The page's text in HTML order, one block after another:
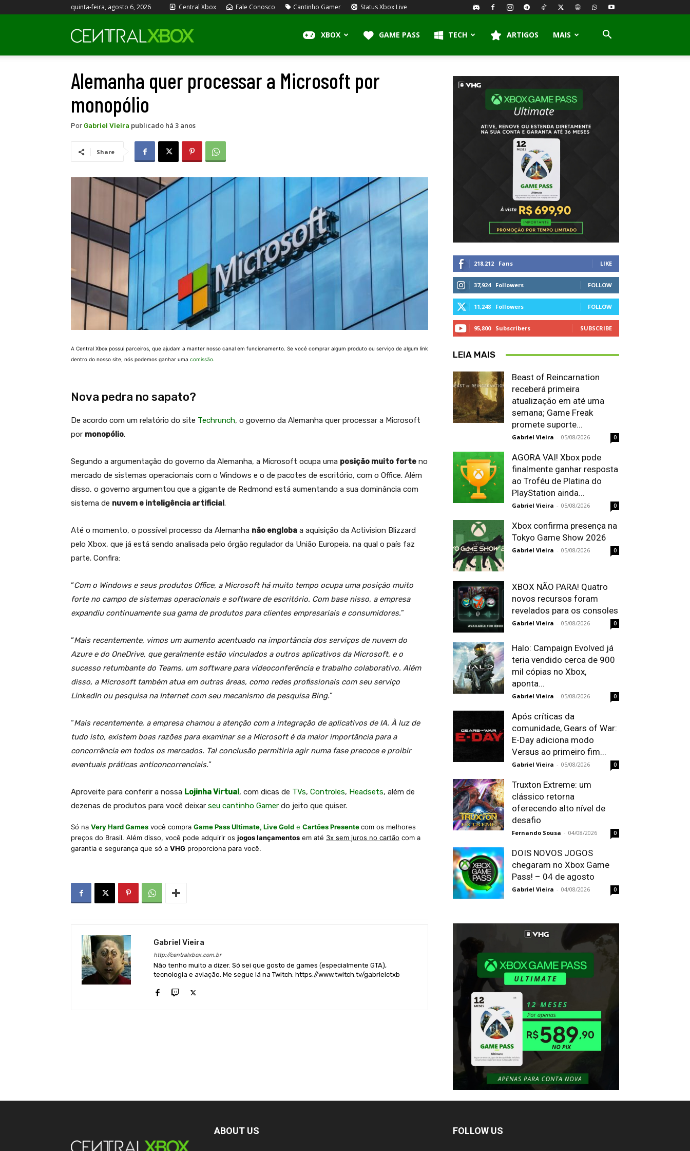
quinta-feira, agosto 6, 2026 Central Xbox Fale Conosco Cantinho Gamer Status Xbox Live
Xbox
XBOX GAME PASS TECH ARTIGOS MAIS
Alemanha quer processar a Microsoft por
monopólio
Por Gabriel Vieira publicado há 3 anos
Share
A Central Xbox possui parceiros, que ajudam a manter nosso canal em funcionamento. Se você comprar algum produto ou serviço de algum link
dentro do nosso site, nós podemos ganhar uma comissão.
Nova pedra no sapato?
De acordo com um relatório do site Techrunch, o governo da Alemanha quer processar a Microsoft
por monopólio.
Segundo a argumentação do governo da Alemanha, a Microsoft ocupa uma posição muito forte no
mercado de sistemas operacionais com o Windows e o de pacotes de escritório, com o Office. Além
disso, o governo argumentou que a gigante de Redmond está aumentando a sua dominância com
sistema de nuvem e inteligência artificial.
Até o momento, o possível processo da Alemanha não engloba a aquisição da Activision Blizzard
pelo Xbox, que já está sendo analisada pelo órgão regulador da União Europeia, na qual o país faz
parte. Confira:
“Com o Windows e seus produtos Office, a Microsoft há muito tempo ocupa uma posição muito
forte no campo de sistemas operacionais e software de escritório. Com base nisso, a empresa
expandiu continuamente sua gama de produtos para clientes empresariais e consumidores.”
“Mais recentemente, vimos um aumento acentuado na importância dos serviços de nuvem do
Azure e do OneDrive, que geralmente estão vinculados a outros aplicativos da Microsoft, e o
sucesso retumbante do Teams, um software para videoconferência e trabalho colaborativo. Além
disso, a Microsoft também atua em outras áreas, como redes profissionais com seu serviço
LinkedIn ou pesquisa na Internet com seu mecanismo de pesquisa Bing.”
“Mais recentemente, a empresa chamou a atenção com a integração de aplicativos de IA. À luz de
tudo isto, existem boas razões para examinar se a Microsoft é da maior importância para a
concorrência em todos os mercados. Tal conclusão permitiria agir numa fase precoce e proibir
eventuais práticas anticoncorrenciais.”
Aproveite para conferir a nossa Lojinha Virtual, com dicas de TVs, Controles, Headsets, além de
dezenas de produtos para você deixar seu cantinho Gamer do jeito que quiser.
Só na Very Hard Games você compra Game Pass Ultimate, Live Gold e Cartões Presentecom os melhores
preços do Brasil. Além disso, você pode adquirir os jogos lançamentos em até 3x sem juros no cartão com a
garantia e segurança que só a VHG proporciona para você.
Gabriel Vieira
http://centralxbox.com.br
Não tenho muito a dizer. Só sei que gosto de games (especialmente GTA),
tecnologia e aviação. Me segue lá na Twitch: https://www.twitch.tv/gabrielctxb
218,212 Fans LIKE
37,924 Followers FOLLOW
11,248 Followers FOLLOW
95,800 Subscribers SUBSCRIBE
LEIA MAIS
Beast of Reincarnation
receberá primeira
atualização em até uma
semana; Game Freak
promete suporte...
Gabriel Vieira - 05/08/2026 0
AGORA VAI! Xbox pode
finalmente ganhar resposta
ao Troféu de Platina do
PlayStation ainda...
Gabriel Vieira - 05/08/2026 0
Xbox confirma presença na
Tokyo Game Show 2026
Gabriel Vieira - 05/08/2026 0
XBOX NÃO PARA! Quatro
novos recursos foram
revelados para os consoles
Gabriel Vieira - 05/08/2026 0
Halo: Campaign Evolved já
teria vendido cerca de 900
mil cópias no Xbox,
aponta...
Gabriel Vieira - 05/08/2026 0
Após críticas da
comunidade, Gears of War:
E-Day adiciona modo
Versus ao primeiro fim...
Gabriel Vieira - 05/08/2026 0
Truxton Extreme: um
clássico retorna
oferecendo alto nível de
desafio
Fernando Sousa - 04/08/2026 0
DOIS NOVOS JOGOS
chegaram no Xbox Game
Pass! – 04 de agosto
Gabriel Vieira - 04/08/2026 0
ABOUT US FOLLOW US